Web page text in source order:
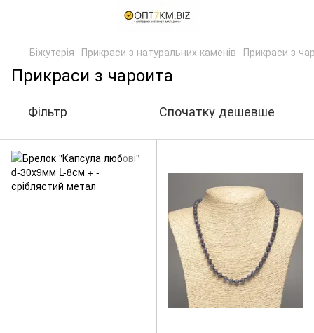
Біжутерія Прикраси з натуральних каменів Прикраси з
Прикраси з чароита
Фільтр Спочатку дешевше